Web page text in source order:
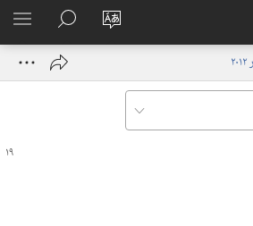
تغيير
الموقع
تسجيل
الدخول
نافذة
البحث
في
JW.‎ORG